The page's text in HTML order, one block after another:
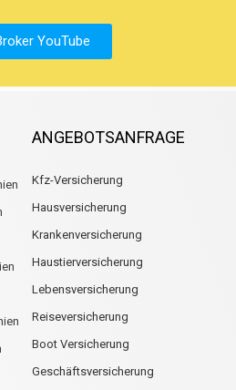
YouTube
ANGEBOTSANFRAGE
Kfz-Versicherung
Hausversicherung
Krankenversicherung
Haustierversicherung
Lebensversicherung
Reiseversicherung
Boot Versicherung
Geschäftsversicherung